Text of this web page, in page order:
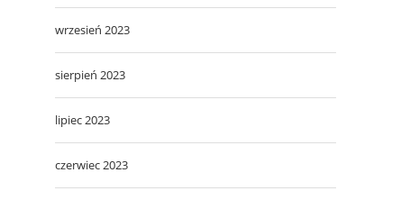
wrzesień 2023
sierpień 2023
lipiec 2023
czerwiec 2023